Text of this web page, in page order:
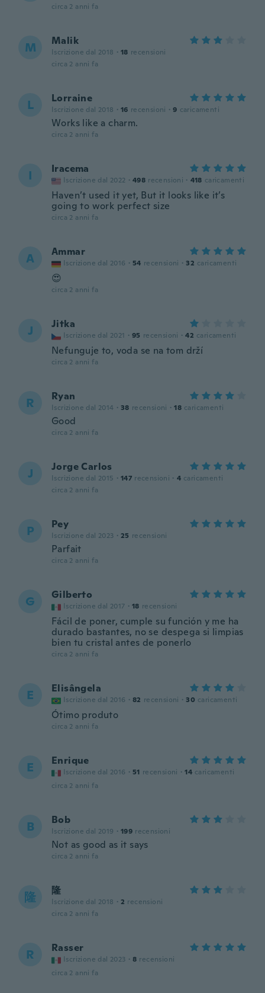
circa 2 anni fa
M Malik
Iscrizione dal 2018 · 18 recensioni
circa 2 anni fa
L Lorraine
Iscrizione dal 2018 · 16 recensioni · 9 caricamenti
Works like a charm.
circa 2 anni fa
I Iracema
Iscrizione dal 2022 · 498 recensioni · 418 caricamenti
Haven’t used it yet, But it looks like it’s
going to work perfect size
circa 2 anni fa
A Ammar
Iscrizione dal 2016 · 54 recensioni · 32 caricamenti
😍
circa 2 anni fa
J Jitka
Iscrizione dal 2021 · 95 recensioni · 42 caricamenti
Nefunguje to, voda se na tom drží
circa 2 anni fa
R Ryan
Iscrizione dal 2014 · 38 recensioni · 18 caricamenti
Good
circa 2 anni fa
J Jorge Carlos
Iscrizione dal 2015 · 147 recensioni · 4 caricamenti
circa 2 anni fa
P Pey
Iscrizione dal 2023 · 25 recensioni
Parfait
circa 2 anni fa
G Gilberto
Iscrizione dal 2017 · 18 recensioni
Fácil de poner, cumple su función y me ha
durado bastantes, no se despega si limpias
bien tu cristal antes de ponerlo
circa 2 anni fa
E Elisângela
Iscrizione dal 2016 · 82 recensioni · 30 caricamenti
Ótimo produto
circa 2 anni fa
E Enrique
Iscrizione dal 2016 · 51 recensioni · 14 caricamenti
circa 2 anni fa
B Bob
Iscrizione dal 2019 · 199 recensioni
Not as good as it says
circa 2 anni fa
隆 隆
Iscrizione dal 2018 · 2 recensioni
circa 2 anni fa
R Rasser
Iscrizione dal 2023 · 8 recensioni
circa 2 anni fa